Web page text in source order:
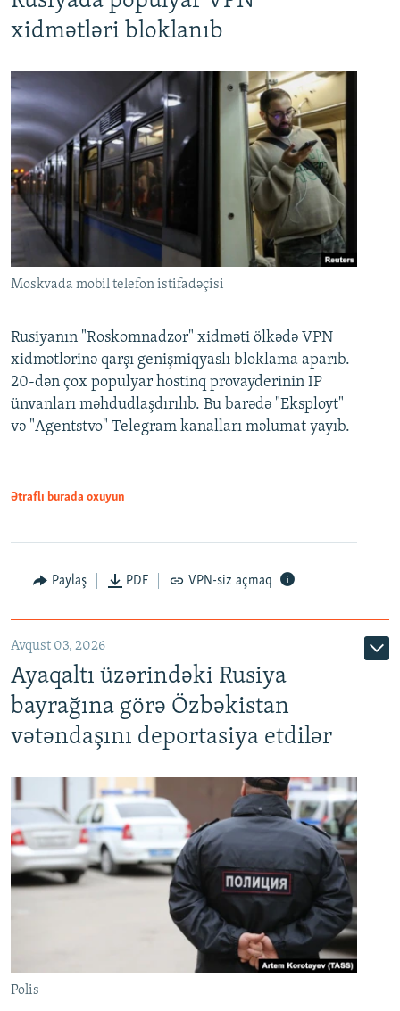
xidmətləri bloklanıb
Moskvada mobil telefon istifadəçisi
Rusiyanın "Roskomnadzor" xidməti ölkədə VPN
xidmətlərinə qarşı genişmiqyaslı bloklama aparıb.
20-dən çox populyar hostinq provayderinin IP
ünvanları məhdudlaşdırılıb. Bu barədə "Eksployt"
və "Agentstvo" Telegram kanalları məlumat yayıb.
Ətraflı burada oxuyun
Paylaş PDF VPN-siz açmaq
Avqust 03, 2026
Ayaqaltı üzərindəki Rusiya
bayrağına görə Özbəkistan
vətəndaşını deportasiya etdilər
Polis